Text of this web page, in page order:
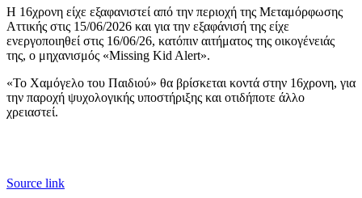
Η 16χρονη είχε εξαφανιστεί από την περιοχή της Μεταμόρφωσης
Αττικής στις 15/06/2026 και για την εξαφάνισή της είχε
ενεργοποιηθεί στις 16/06/26, κατόπιν αιτήματος της οικογένειάς
της, ο μηχανισμός «Missing Kid Alert».
«To Χαμόγελο του Παιδιού» θα βρίσκεται κοντά στην 16χρονη, για
την παροχή ψυχολογικής υποστήριξης και οτιδήποτε άλλο
χρειαστεί.
Source link